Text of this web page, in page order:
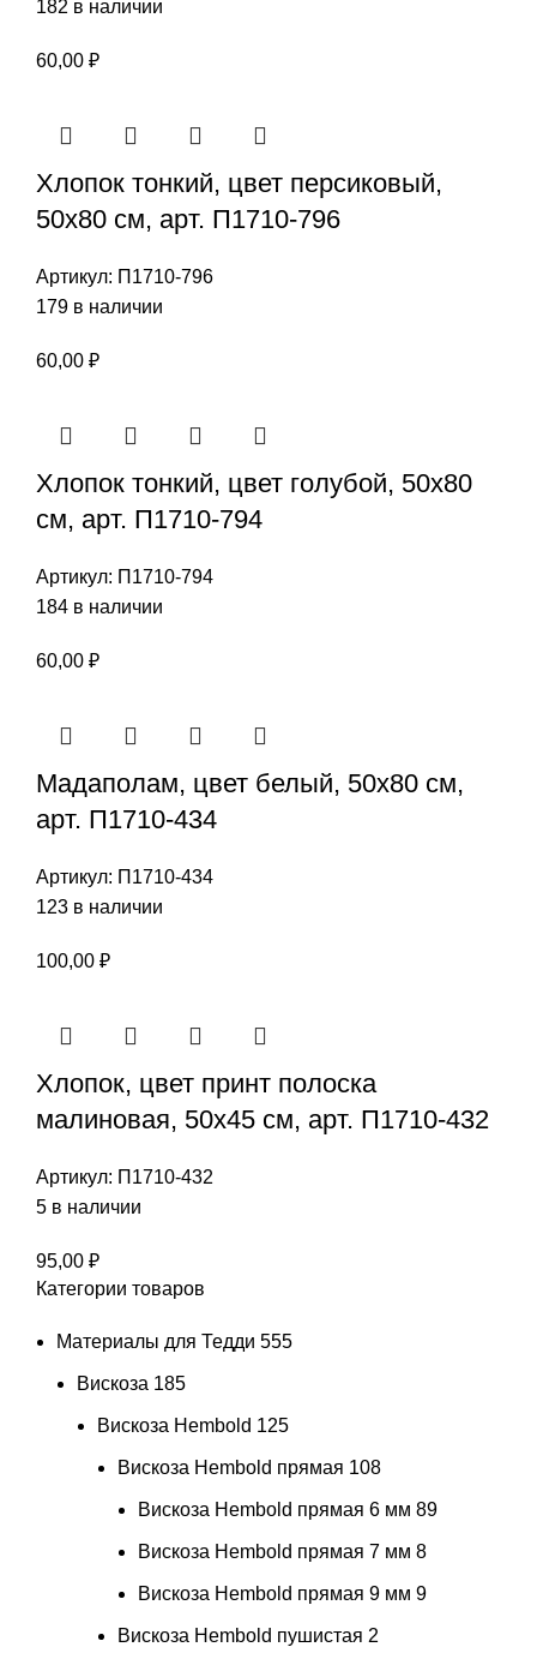
182 в наличии
60,00 ₽
Хлопок тонкий, цвет персиковый,
50х80 см, арт. П1710-796
Артикул: П1710-796
179 в наличии
60,00 ₽
Хлопок тонкий, цвет голубой, 50х80
см, арт. П1710-794
Артикул: П1710-794
184 в наличии
60,00 ₽
Мадаполам, цвет белый, 50х80 см,
арт. П1710-434
Артикул: П1710-434
123 в наличии
100,00 ₽
Хлопок, цвет принт полоска
малиновая, 50х45 см, арт. П1710-432
Артикул: П1710-432
5 в наличии
95,00 ₽
Категории товаров
Материалы для Тедди 555
Вискоза 185
Вискоза Hembold 125
Вискоза Hembold прямая 108
Вискоза Hembold прямая 6 мм 89
Вискоза Hembold прямая 7 мм 8
Вискоза Hembold прямая 9 мм 9
Вискоза Hembold пушистая 2